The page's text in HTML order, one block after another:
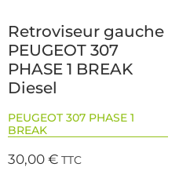
Retroviseur gauche
PEUGEOT 307
PHASE 1 BREAK
Diesel
PEUGEOT 307 PHASE 1
BREAK
30,00€ TTC